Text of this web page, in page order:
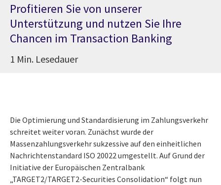
Profitieren Sie von unserer
Unterstützung und nutzen Sie Ihre
Chancen im Transaction Banking
1 Min. Lesedauer
Die Optimierung und Standardisierung im Zahlungsverkehr
schreitet weiter voran. Zunächst wurde der
Massenzahlungsverkehr sukzessive auf den einheitlichen
Nachrichtenstandard ISO 20022 umgestellt. Auf Grund der
Initiative der Europäischen Zentralbank
„TARGET2/TARGET2-Securities Consolidation“ folgt nun